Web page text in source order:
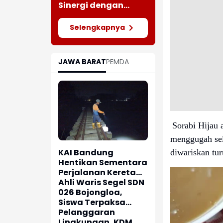
Meluas
Sinergi dengan
Insan Pers Melalui
Silaturahmi
Bersama Media
Selengkapnya
JAWA BARATPEMDA
KAI Bandung
Hentikan Sementara
Perjalanan Kereta
Pascagempa
Pangandaran
Ahli Waris Segel SDN
026 Bojongloa,
Siswa Terpaksa
Belajar Jarak Jauh
Pelanggaran
Sorabi Hijau
menggugah
diwariskan